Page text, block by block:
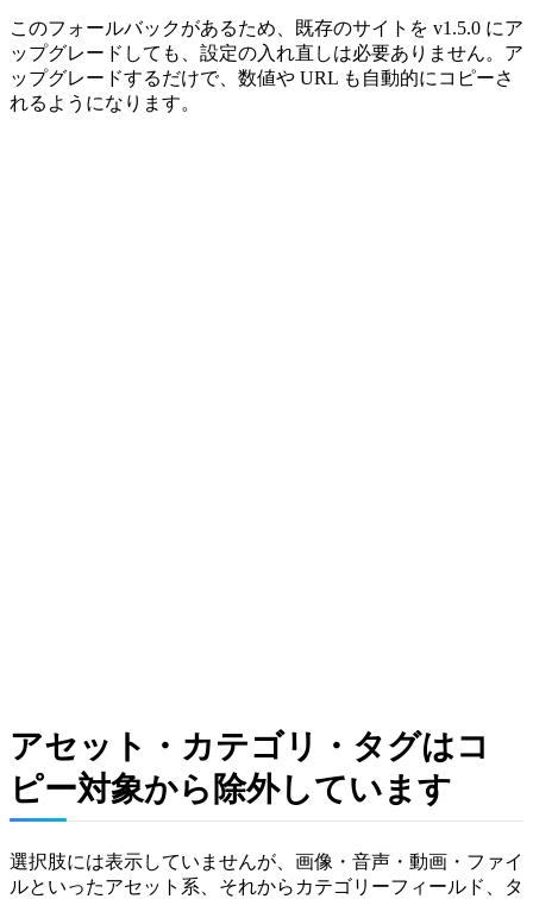
このフォールバックがあるため、既存のサイトを v1.5.0 にア
ップグレードしても、設定の入れ直しは必要ありません。ア
ップグレードするだけで、数値や URL も自動的にコピーさ
れるようになります。
アセット・カテゴリ・タグはコ
ピー対象から除外しています
選択肢には表示していませんが、画像・音声・動画・ファイ
ルといったアセット系、それからカテゴリーフィールド、タ